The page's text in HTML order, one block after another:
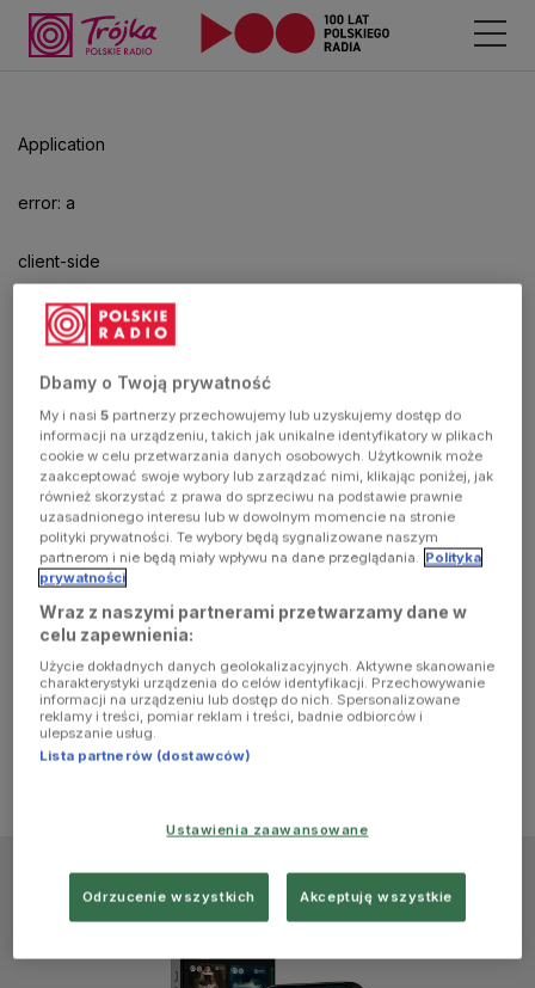
Application
error: a
client-side
exception
has
occurred
(see the
browser
console for
more
information)
aby
odtwarzać.
Dbamy o Twoją prywatność
My i nasi5 partnerzy przechowujemy lub uzyskujemy dostęp do
informacji na urządzeniu, takich jak unikalne identyfikatory w plikach
cookie w celu przetwarzania danych osobowych. Użytkownik może
zaakceptować swoje wybory lub zarządzać nimi, klikając poniżej, jak
również skorzystać z prawa do sprzeciwu na podstawie prawnie
uzasadnionego interesu lub w dowolnym momencie na stronie
polityki prywatności. Te wybory będą sygnalizowane naszym
partnerom i nie będą miały wpływu na dane przeglądania. Polityka
prywatności
Wraz z naszymi partnerami przetwarzamy dane w
celu zapewnienia:
Użycie dokładnych danych geolokalizacyjnych. Aktywne skanowanie
charakterystyki urządzenia do celów identyfikacji. Przechowywanie
informacji na urządzeniu lub dostęp do nich. Spersonalizowane
reklamy i treści, pomiar reklam i treści, badnie odbiorców i
ulepszanie usług.
Lista partnerów (dostawców)
Ustawienia zaawansowane
Odrzucenie wszystkich Akceptuję wszystkie